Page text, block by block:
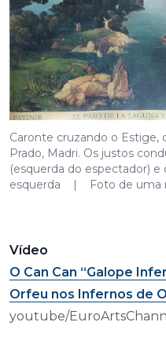
Caronte cruzando o Estige,
Prado, Madri. Os justos
(esquerda do espectador) e
esquerda | Foto de uma
Vídeo
O Can Can “Galope
Orfeu nos Infernos de
youtube/